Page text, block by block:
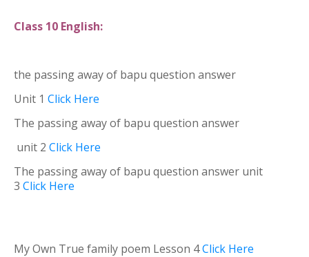
Class 10 English:
the passing away of bapu question answer
Unit 1 Click Here
The passing away of bapu question answer
unit 2 Click Here
The passing away of bapu question answer unit
3 Click Here
My Own True family poem Lesson 4Click Here